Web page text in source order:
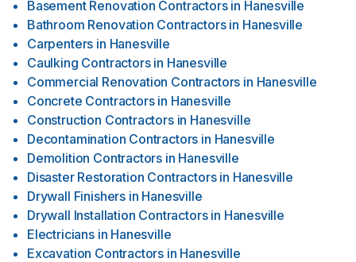
Basement Renovation Contractors in Hanesville
Bathroom Renovation Contractors in Hanesville
Carpenters in Hanesville
Caulking Contractors in Hanesville
Commercial Renovation Contractors in Hanesville
Concrete Contractors in Hanesville
Construction Contractors in Hanesville
Decontamination Contractors in Hanesville
Demolition Contractors in Hanesville
Disaster Restoration Contractors in Hanesville
Drywall Finishers in Hanesville
Drywall Installation Contractors in Hanesville
Electricians in Hanesville
Excavation Contractors in Hanesville